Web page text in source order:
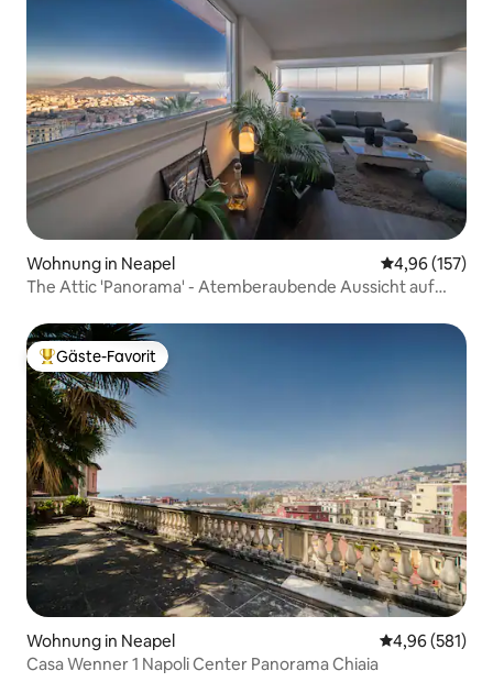
Wohnung in Neapel
4,96 (157)
The Attic 'Panorama' - Atemberaubende Aussicht auf
Beliebter Gäste-Favorit.
Gäste-Favorit
Wohnung in Neapel
4,96 (581)
Casa Wenner 1 Napoli Center Panorama Chiaia